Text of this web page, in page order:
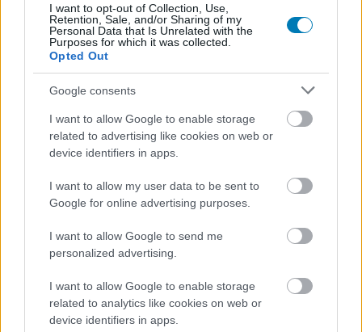
I want to opt-out of Collection, Use,
Retention, Sale, and/or Sharing of my
Personal Data that Is Unrelated with the
Purposes for which it was collected.
Opted Out
Google consents
I want to allow Google to enable storage
related to advertising like cookies on web or
device identifiers in apps.
I want to allow my user data to be sent to
Google for online advertising purposes.
I want to allow Google to send me
personalized advertising.
I want to allow Google to enable storage
related to analytics like cookies on web or
device identifiers in apps.
néha már inkább abszurd, mint ijesztő
a Mercenaries nem túl izgalmas
Hozzászólások
Az Epic Games új platformja